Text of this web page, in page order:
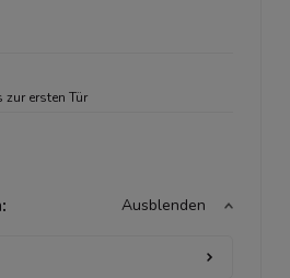
ersten Tür
Ausblenden